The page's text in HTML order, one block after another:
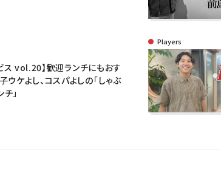
ス vol.20】歓迎ランチにもおす
ウケよし、コスパよしの「しゃぶ
」
Players